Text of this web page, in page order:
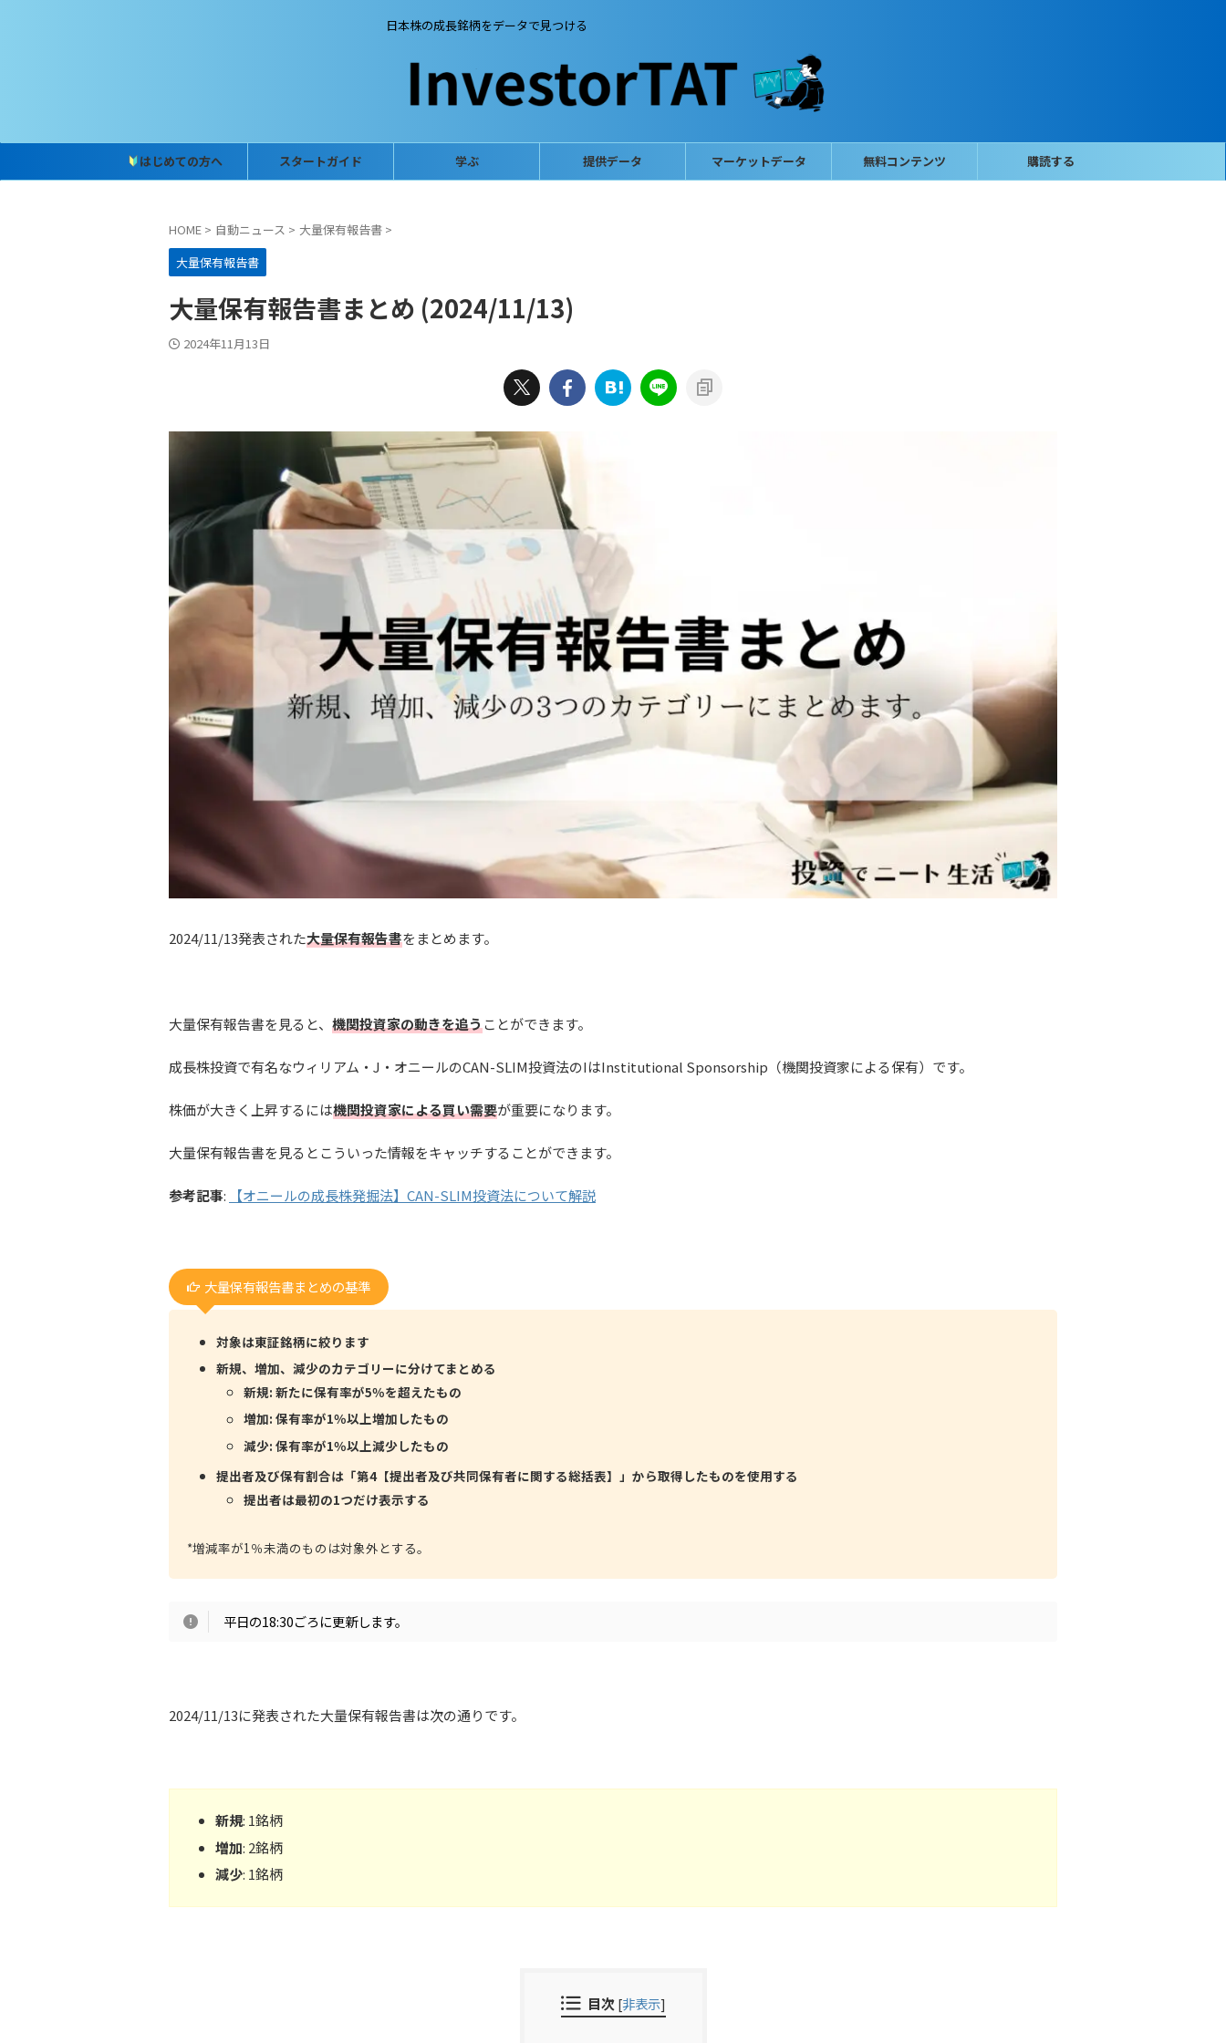
日本株の成長銘柄をデータで見つける
はじめての方へ スタートガイド 学ぶ 提供データ マーケットデータ 無料コンテンツ 購読する
HOME > 自動ニュース > 大量保有報告書 >
大量保有報告書
大量保有報告書まとめ (2024/11/13)
2024年11月13日
2024/11/13発表された大量保有報告書をまとめます。
大量保有報告書を見ると、 機関投資家の動きを追うことができます。
成長株投資で有名なウィリアム・J・オニールのCAN-SLIM投資法のIはInstitutional Sponsorship（機関投資家による保有）です。
株価が大きく上昇するには機関投資家による買い需要が重要になります。
大量保有報告書を見るとこういった情報をキャッチすることができます。
参考記事: 【オニールの成長株発掘法】CAN-SLIM投資法について解説
大量保有報告書まとめの基準
対象は東証銘柄に絞ります
新規、増加、減少のカテゴリーに分けてまとめる
新規: 新たに保有率が5％を超えたもの
増加: 保有率が1％以上増加したもの
減少: 保有率が1％以上減少したもの
提出者及び保有割合は「第4【提出者及び共同保有者に関する総括表】」から取得したものを使用する
提出者は最初の1つだけ表示する
*増減率が1％未満のものは対象外とする。
平日の18:30ごろに更新します。
2024/11/13に発表された大量保有報告書は次の通りです。
新規: 1銘柄
増加: 2銘柄
減少: 1銘柄
目次 [非表示]